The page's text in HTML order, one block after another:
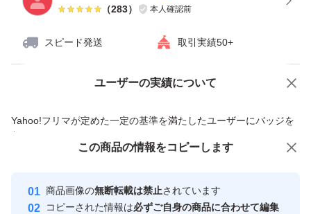
（283） 本人確認前
スピード発送 取引実績50+
ユーザーの実績について
Yahoo!フリマが定めた一定の基準を満たしたユーザーにバッジを
付与しています
安心取引出品者
心・安全なユーザーです
価格の相談 商品への質問
この商品の情報をコピーします
商品画像の無断転載は禁止されています
コピーされた情報は必ずご自身の商品に合わせて編集
この商品をみている人にオススメ